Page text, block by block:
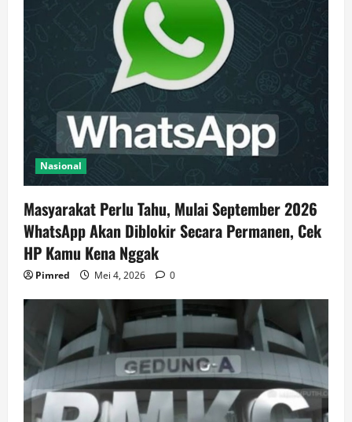
Nasional
Masyarakat Perlu Tahu, Mulai September 2026
WhatsApp Akan Diblokir Secara Permanen, Cek
HP Kamu Kena Nggak
Pimred Mei 4, 2026 0